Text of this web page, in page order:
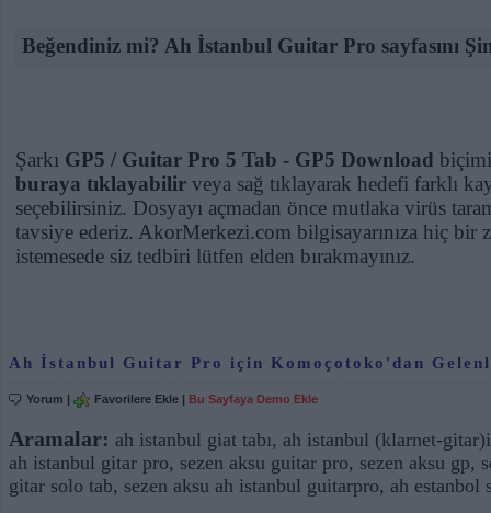
Beğendiniz mi? Ah İstanbul Guitar Pro sayfasını
Şarkı GP5 / Guitar Pro 5 Tab - GP5 Download
buraya tıklayabilir veya sağ tıklayarak hedefi farklı
seçebilirsiniz. Dosyayı açmadan önce mutlaka virüs
tavsiye ederiz. AkorMerkezi.com bilgisayarınıza hiç bir
istemesede siz tedbiri lütfen elden bırakmayınız.
Ah İstanbul Guitar Pro için Komoçotoko'dan
Yorum | Favorilere Ekle | Bu Sayfaya Demo Ekle
Aramalar: ah istanbul giat tabı, ah istanbul (klarnet-
ah istanbul gitar pro, sezen aksu guitar pro, sezen aksu gp,
gitar solo tab, sezen aksu ah istanbul guitarpro, ah estanbol